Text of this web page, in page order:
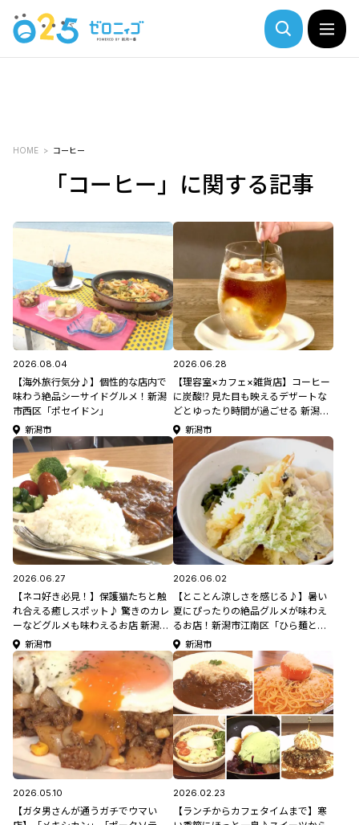
HOME コーヒー
「コーヒー」に関する記事
2026.08.04
【海外旅行気分♪】個性的な店内で
味わう絶品シーサイドグルメ！新潟
市西区「ポセイドン」
新潟市
2026.06.28
【理容室×カフェ×雑貨店】コーヒー
に炭酸⁉︎ 見た目も映えるデザートな
どとゆったり時間が過ごせる 新潟市
西区「TOCONOMA （トコノマ）」
新潟市
2026.06.27
【ネコ好き必見！】保護猫たちと触
れ合える癒しスポット♪ 驚きのカレ
ーなどグルメも味わえるお店 新潟市
西蒲区「猫アンドカフェ 喜左工門」
新潟市
2026.06.02
【とことん涼しさを感じる♪】暑い
夏にぴったりの絶品グルメが味わえ
るお店！新潟市江南区「ひら麺と珈
琲 Ojigo(オジゴ)」【新潟のひんやり
スポット・グルメ特集2026】
新潟市
2026.05.10
【ガタ男さんが通うガチでウマい
2026.02.23
【ランチからカフェタイムまで】寒